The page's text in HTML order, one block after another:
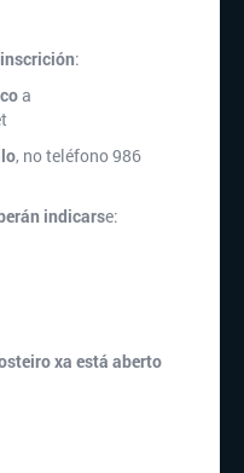
:
a
, no teléfono986
indicarse:
xa está aberto